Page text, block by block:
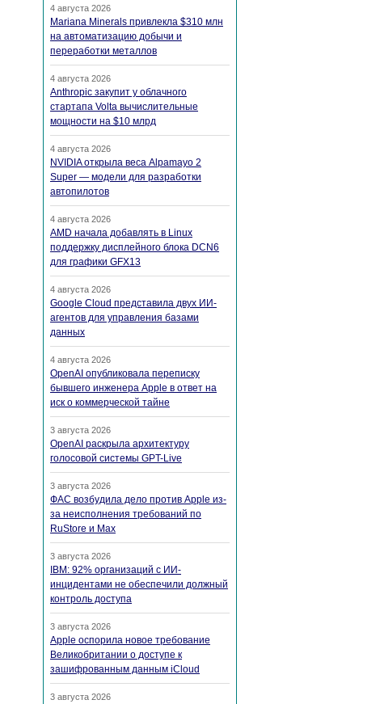
4 августа 2026
Mariana Minerals привлекла $310 млн
на автоматизацию добычи и
переработки металлов
4 августа 2026
Anthropic закупит у облачного
стартапа Volta вычислительные
мощности на $10 млрд
4 августа 2026
NVIDIA открыла веса Alpamayo 2
Super — модели для разработки
автопилотов
4 августа 2026
AMD начала добавлять в Linux
поддержку дисплейного блока DCN6
для графики GFX13
4 августа 2026
Google Cloud представила двух ИИ-
агентов для управления базами
данных
4 августа 2026
OpenAI опубликовала переписку
бывшего инженера Apple в ответ на
иск о коммерческой тайне
3 августа 2026
OpenAI раскрыла архитектуру
голосовой системы GPT-Live
3 августа 2026
ФАС возбудила дело против Apple из-
за неисполнения требований по
RuStore и Max
3 августа 2026
IBM: 92% организаций с ИИ-
инцидентами не обеспечили должный
контроль доступа
3 августа 2026
Apple оспорила новое требование
Великобритании о доступе к
зашифрованным данным iCloud
3 августа 2026